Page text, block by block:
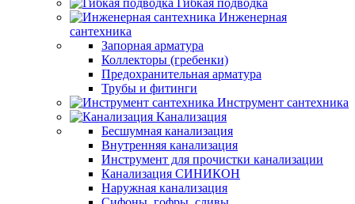
Гибкая подводка
Инженерная
сантехника
Запорная арматура
Коллекторы (гребенки)
Предохранительная арматура
Трубы и фитинги
Инструмент сантехника
Канализация
Бесшумная канализация
Внутренняя канализация
Инструмент для прочистки канализации
Канализация СИНИКОН
Наружная канализация